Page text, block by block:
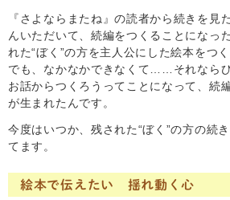
『さよならまたね』の読者から続きを見
んいただいて、続編をつくることになっ
れた“ぼく”の方を主人公にした絵本をつ
でも、なかなかできなくて……それなら
お話からつくろうってことになって、続
が生まれたんです。
今度はいつか、残された“ぼく”の方の続
てます。
絵本で伝えたい 揺れ動く心